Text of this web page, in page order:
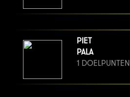
PIET
PALA
1 DOELPUNTEN